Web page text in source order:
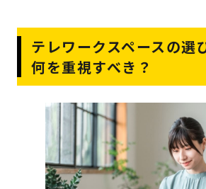
テレワークスペースの選
何を重視すべき？